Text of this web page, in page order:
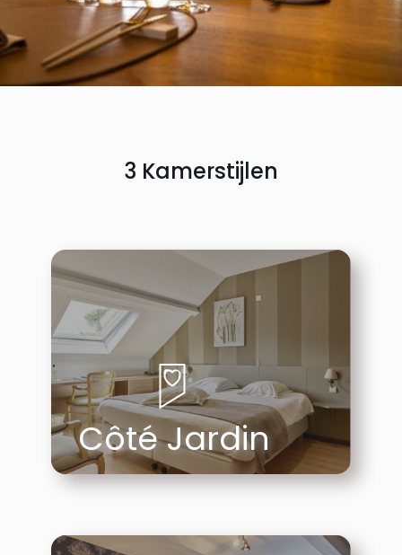
3 Kamerstijlen
Côté Jardin